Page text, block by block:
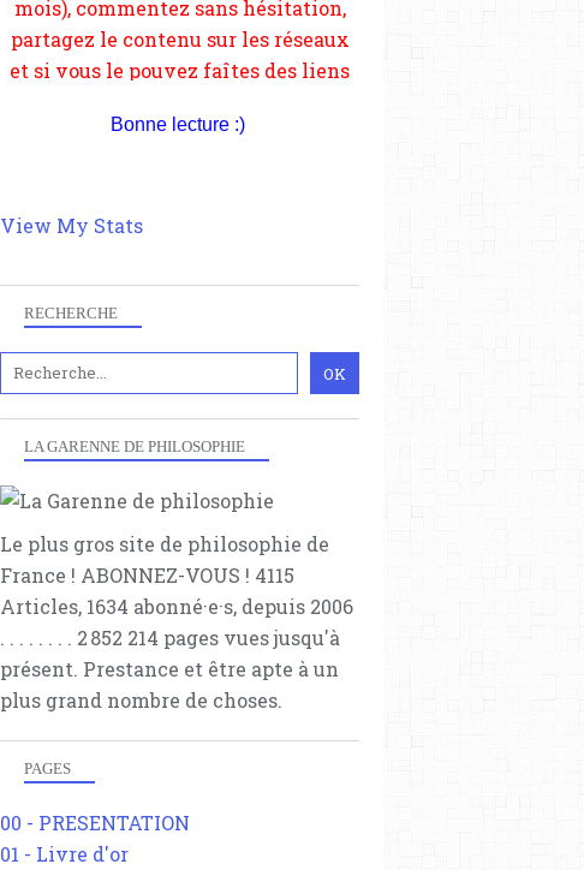
RECHERCHE
LA GARENNE DE PHILOSOPHIE
Le plus gros site de philosophie de
France ! ABONNEZ-VOUS ! 4115
Articles, 1634 abonné·e·s, depuis 2006
. . . . . . . . 2 852 214 pages vues jusqu'à
présent. Prestance et être apte à un
plus grand nombre de choses.
PAGES
00 - PRESENTATION
01 - Livre d'or
Bonne lecture :)
View My Stats